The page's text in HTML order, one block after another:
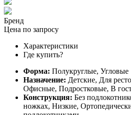
Бренд
Цена по запросу
Характеристики
Где купить?
Форма: Полукруглые, Угловые
Назначение: Детские, Для
Офисные, Подростковые, В
Конструкция: Без
ножках, Низкие,